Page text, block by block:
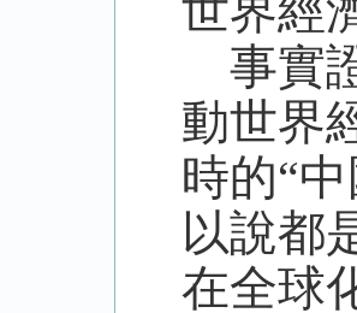
世界經
事實
動世界
時的“
以說都
在全球